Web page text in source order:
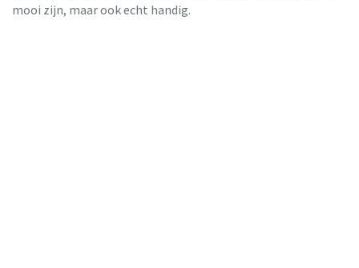
mooi zijn, maar ook echt handig.